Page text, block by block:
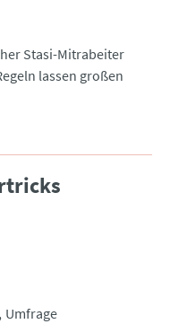
Stasi-Mitrabeiter
lassen großen
Umfrage